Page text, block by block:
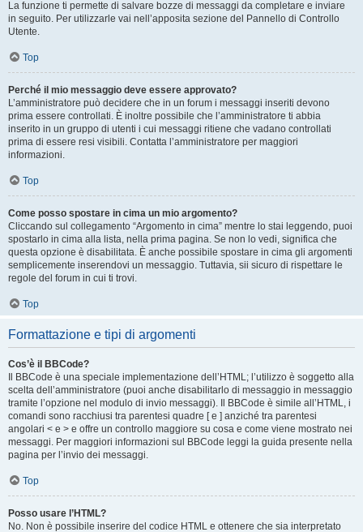
La funzione ti permette di salvare bozze di messaggi da completare e inviare
in seguito. Per utilizzarle vai nell’apposita sezione del Pannello di Controllo
Utente.
Top
Perché il mio messaggio deve essere approvato?
L’amministratore può decidere che in un forum i messaggi inseriti devono
prima essere controllati. È inoltre possibile che l’amministratore ti abbia
inserito in un gruppo di utenti i cui messaggi ritiene che vadano controllati
prima di essere resi visibili. Contatta l’amministratore per maggiori
informazioni.
Top
Come posso spostare in cima un mio argomento?
Cliccando sul collegamento “Argomento in cima” mentre lo stai leggendo, puoi
spostarlo in cima alla lista, nella prima pagina. Se non lo vedi, significa che
questa opzione è disabilitata. È anche possibile spostare in cima gli argomenti
semplicemente inserendovi un messaggio. Tuttavia, sii sicuro di rispettare le
regole del forum in cui ti trovi.
Top
Formattazione e tipi di argomenti
Cos’è il BBCode?
Il BBCode è una speciale implementazione dell’HTML; l’utilizzo è soggetto alla
scelta dell’amministratore (puoi anche disabilitarlo di messaggio in messaggio
tramite l’opzione nel modulo di invio messaggi). Il BBCode è simile all’HTML, i
comandi sono racchiusi tra parentesi quadre [ e ] anziché tra parentesi
angolari < e > e offre un controllo maggiore su cosa e come viene mostrato nei
messaggi. Per maggiori informazioni sul BBCode leggi la guida presente nella
pagina per l’invio dei messaggi.
Top
Posso usare l’HTML?
No. Non è possibile inserire del codice HTML e ottenere che sia interpretato